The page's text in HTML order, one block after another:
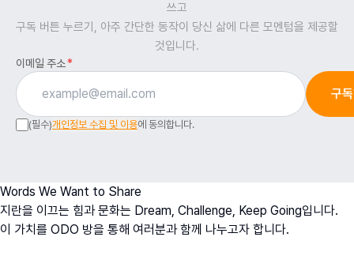
쓰고
구독 버튼 누르기, 아주 간단한 동작이 당신 삶에 다른 모멘텀을 제공할
것입니다.
이메일 주소*
구
(필수)개인정보 수집 및 이용에 동의합니다.
Words We Want to Share
지란을 이끄는 힘과 문화는 Dream, Challenge, Keep Going입니다.
이 가치를 ODO 방을 통해 여러분과 함께 나누고자 합니다.